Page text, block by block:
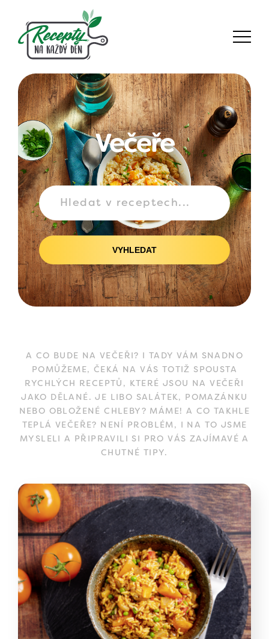
Večeře
VYHLEDAT
A CO BUDE NA VEČEŘI? I TADY VÁM SNADNO
POMŮŽEME, ČEKÁ NA VÁS TOTIŽ SPOUSTA
RYCHLÝCH RECEPTŮ, KTERÉ JSOU NA VEČEŘI
JAKO DĚLANÉ. JE LIBO SALÁTEK, POMAZÁNKU
NEBO OBLOŽENÉ CHLEBY? MÁME! A CO TAKHLE
TEPLÁ VEČEŘE? NENÍ PROBLÉM, I NA TO JSME
MYSLELI A PŘIPRAVILI SI PRO VÁS ZAJÍMAVÉ A
CHUTNÉ TIPY.